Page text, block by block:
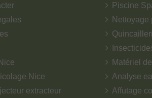
Nice
extracteur
Piscine
Nettoyage
Matériel
Analyse
Affutage